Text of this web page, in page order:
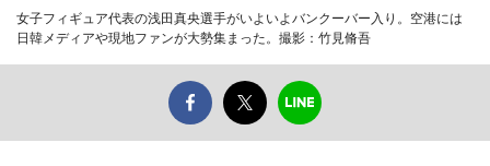
女子フィギュア代表の浅田真央選手がいよいよバンクーバー入り。空港には
日韓メディアや現地ファンが大勢集まった。撮影：竹見脩吾